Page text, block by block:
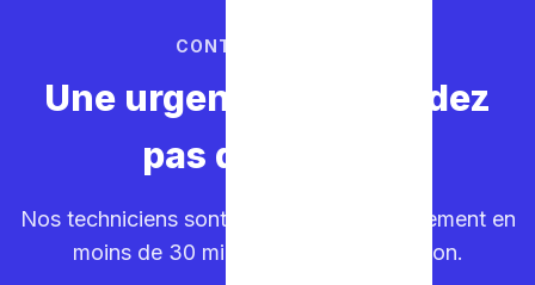
CONTACTEZ-NOUS
Une urgence ? Ne perdez
pas de temps.
Nos techniciens sont sur la route. Déplacement en
moins de 30 minutes dans votre région.